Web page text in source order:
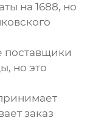
на1688, но
поставщики
но это
заказ